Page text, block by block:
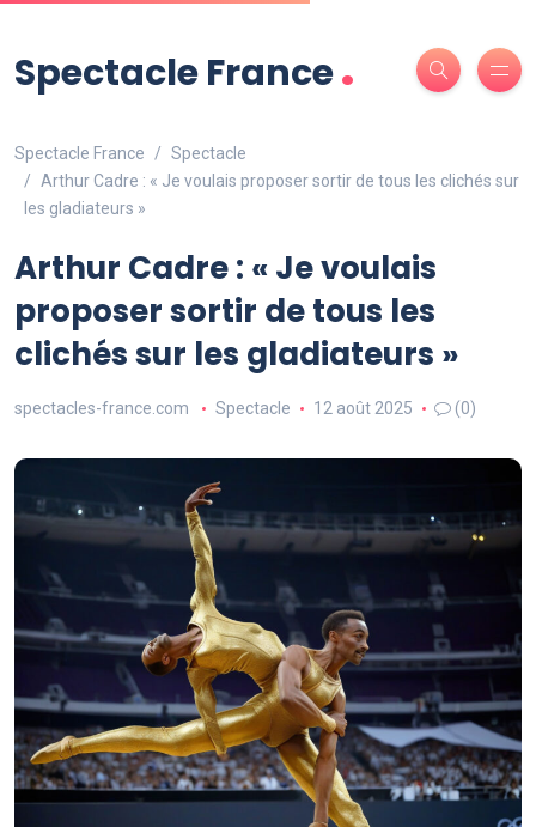
Spectacle France.
Spectacle France
Spectacle
Arthur Cadre : « Je voulais proposer sortir de tous les clichés sur
les gladiateurs »
Arthur Cadre : « Je voulais
proposer sortir de tous les
clichés sur les gladiateurs »
spectacles-france.com Spectacle 12 août 2025 (0)